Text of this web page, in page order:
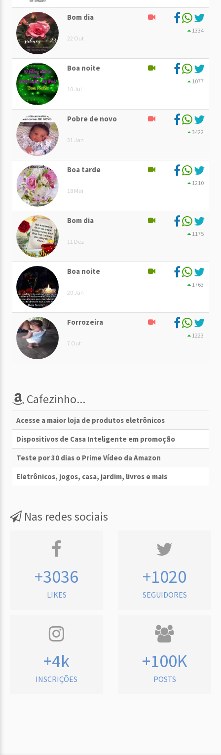
Bom dia
22 Out
1334
Boa noite
10 Jul
1077
Pobre de novo
31 Jan
3422
Boa tarde
18 Mai
1210
Bom dia
11 Dez
1175
Boa noite
20 Jan
1763
Forrozeira
7 Out
1223
Cafezinho...
Acesse a maior loja de produtos eletrônicos
Dispositivos de Casa Inteligente em promoção
Teste por 30 dias o Prime Vídeo da Amazon
Eletrônicos, jogos, casa, jardim, livros e mais
Nas redes sociais
+3036
LIKES
+1020
SEGUIDORES
+4k
INSCRIÇÕES
+100K
POSTS